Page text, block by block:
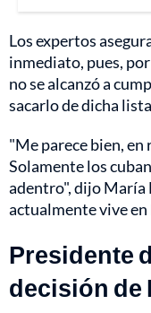
Los expertos
inmediato, pues,
no se alcanzó a
sacarlo de dicha
"Me parece bien,
Solamente los
adentro", dijo María
actualmente vive en
Presidente
decisión de